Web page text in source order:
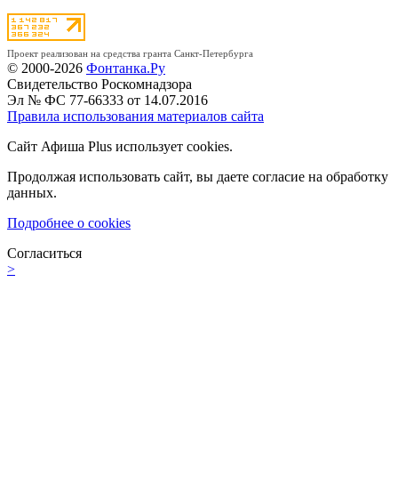
Проект реализован на средства гранта Санкт-Петербурга
© 2000-2026 Фонтанка.Ру
Свидетельство Роскомнадзора
Эл № ФС 77-66333 от 14.07.2016
Правила использования материалов сайта
Сайт Афиша Plus использует cookies.
Продолжая использовать сайт, вы даете согласие на обработку
данных.
Подробнее о cookies
Согласиться
>